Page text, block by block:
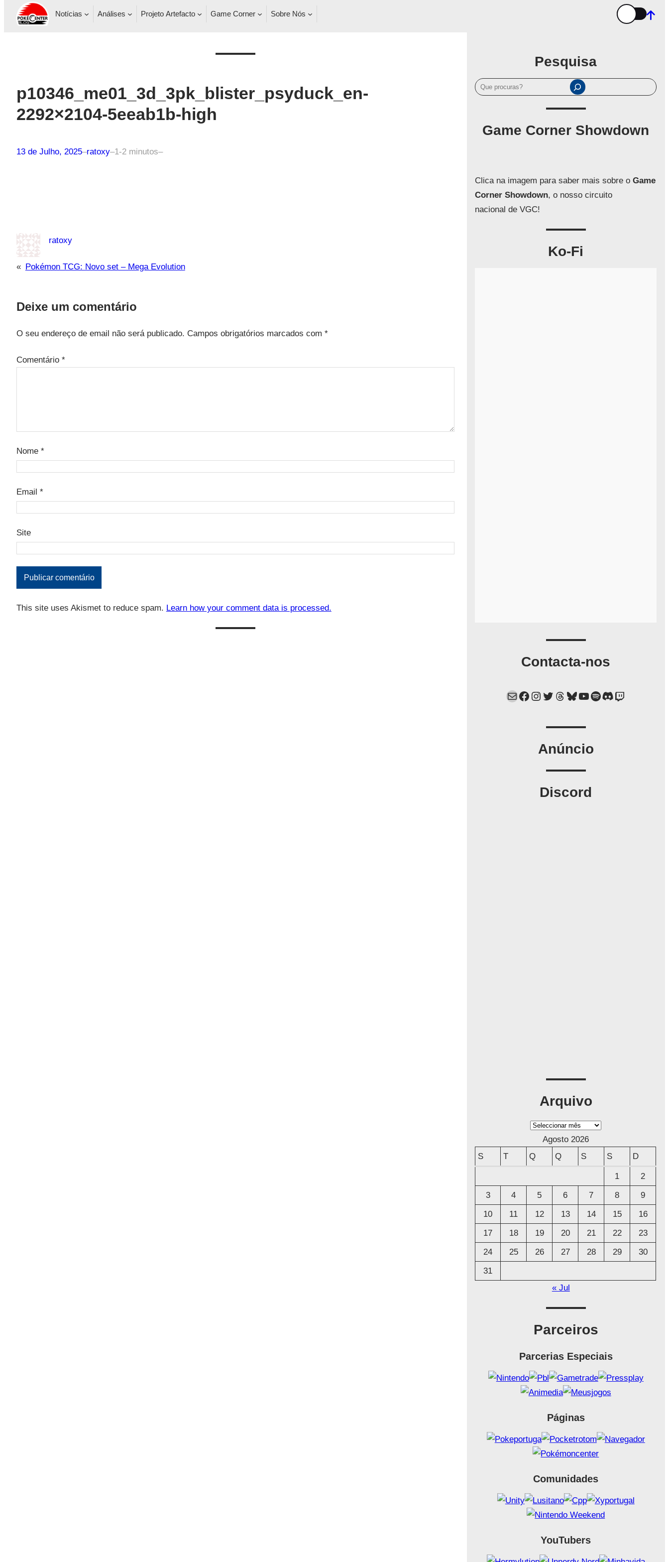
Notícias Análises Projeto Artefacto Game Corner Sobre Nós
p10346_me01_3d_3pk_blister_psyduck_en-
2292×2104-5eeab1b-high
13 de Julho, 2025–ratoxy–1-2 minutos–
ratoxy
« Pokémon TCG: Novo set – Mega Evolution
Deixe um comentário
O seu endereço de email não será publicado. Campos obrigatórios marcados com *
Comentário *
Nome *
Email *
Site
This site uses Akismet to reduce spam. Learn how your comment data is processed.
Pesquisa
P
e
Game Corner Showdown
Clica na imagem para saber mais sobre oGame
Corner Showdown, o nosso circuito
nacional de VGC!
Ko-Fi
Contacta-nos
Mail Facebook Instagram Twitter Threads Bluesky YouTube Spotify Discord Twitch
Anúncio
Discord
Arquivo
A
q
Agosto 2026
S
T Q Q S S D
1
2
3
4 5 6 7 8
9
10
11 12 13 14 15
16
17
18 19 20 21 22
23
24
25 26 27 28 29
30
31
« Jul
Parceiros
Parcerias Especiais
Páginas
Comunidades
YouTubers